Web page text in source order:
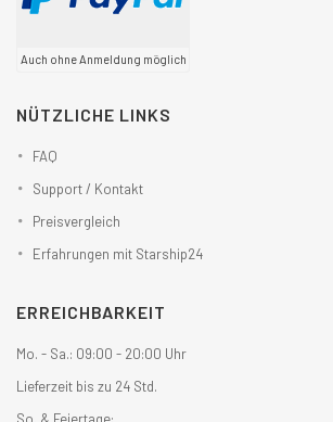
Auch ohne Anmeldung möglich
NÜTZLICHE LINKS
FAQ
Support / Kontakt
Preisvergleich
Erfahrungen mit Starship24
ERREICHBARKEIT
Mo. - Sa.: 09:00 - 20:00 Uhr
Lieferzeit bis zu 24 Std.